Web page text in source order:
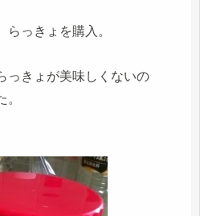
っきょを購入。
っきょが美味しくないの